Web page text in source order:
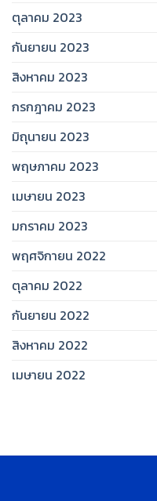
ตุลาคม 2023
กันยายน 2023
สิงหาคม 2023
กรกฎาคม 2023
มิถุนายน 2023
พฤษภาคม 2023
เมษายน 2023
มกราคม 2023
พฤศจิกายน 2022
ตุลาคม 2022
กันยายน 2022
สิงหาคม 2022
เมษายน 2022